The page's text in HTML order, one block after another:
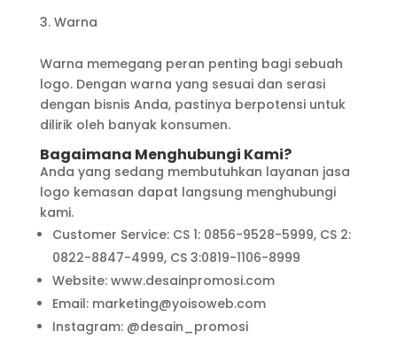
Warna
Warna memegang peran penting bagi sebuah
logo. Dengan warna yang sesuai dan serasi
dengan bisnis Anda, pastinya berpotensi untuk
dilirik oleh banyak konsumen.
Bagaimana Menghubungi Kami?
Anda yang sedang membutuhkan layanan jasa
logo kemasan dapat langsung menghubungi
kami.
Customer Service: CS 1: 0856-9528-5999, CS 2:
0822-8847-4999, CS 3:0819-1106-8999
Website: www.desainpromosi.com
Email: marketing@yoisoweb.com
Instagram: @desain_promosi